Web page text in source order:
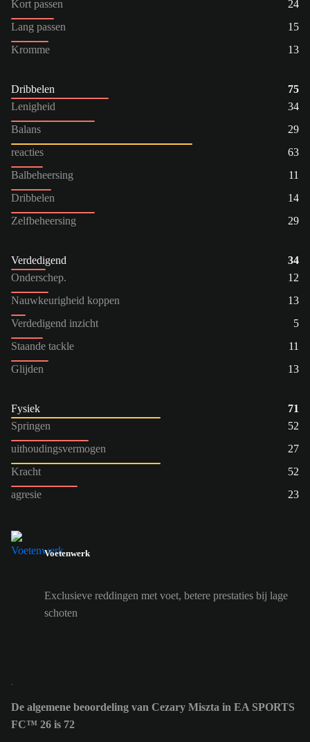
Kort passen
24
Lang passen
15
Kromme
13
Dribbelen
75
Lenigheid
34
Balans
29
reacties
63
Balbeheersing
11
Dribbelen
14
Zelfbeheersing
29
Verdedigend
34
Onderschep.
12
Nauwkeurigheid koppen
13
Verdedigend inzicht
5
Staande tackle
11
Glijden
13
Fysiek
71
Springen
52
uithoudingsvermogen
27
Kracht
52
agresie
23
Voetenwerk
Exclusieve reddingen met voet, betere prestaties bij lage
schoten
De algemene beoordeling van Cezary Miszta in EA SPORTS
FC™ 26 is 72